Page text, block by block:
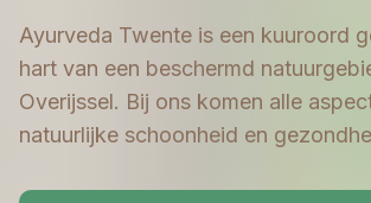
Ayurveda Twente is een kuuroord
hart van een beschermd
Overijssel. Bij ons komen alle
natuurlijke schoonheid en